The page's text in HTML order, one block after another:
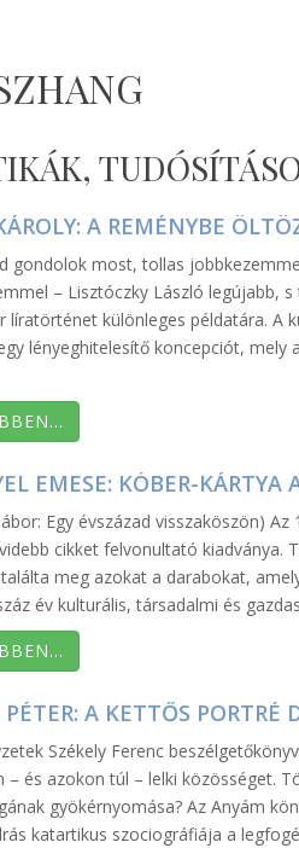
A REMÉNYBE
gondolok most, tollas
– Lisztóczky László legújabb,
líratörténet különleges példatára. A
lényeghitelesítő koncepciót, mely
EMESE: KÓBER-KÁRTYA
Egy évszázad visszaköszön)
cikket felvonultató kiadványa.
meg azokat a darabokat,
év kulturális, társadalmi és
PÉTER: A KETTŐS PORTRÉ
Székely Ferenc
– és azokon túl – lelki közösséget.
gyökérnyomása? Az Anyám
katartikus szociográfiája a